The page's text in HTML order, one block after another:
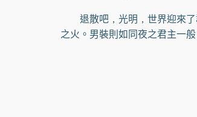
退散吧，光明，世界迎來了
之火。男裝則如同夜之君主一